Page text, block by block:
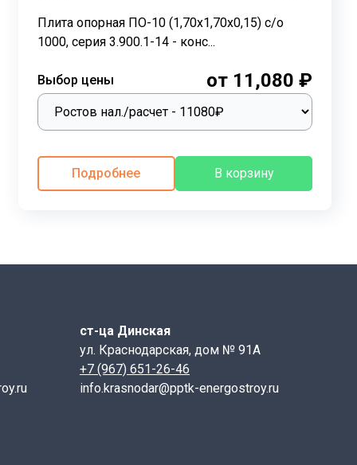
Прочностные характеристики готовой
Водонепроницаемость бетона
особенностей региона.
Плита опорная ПО-10 (1,70х1,70х0,15) с/о
1000, серия 3.900.1-14 - конс...
Выбор цены от 11,080 ₽
Подробнее В корзину
ст-ца Динская
ул. Краснодарская, дом № 91А
+7 (967) 651-26-46
info.krasnodar@pptk-energostroy.ru